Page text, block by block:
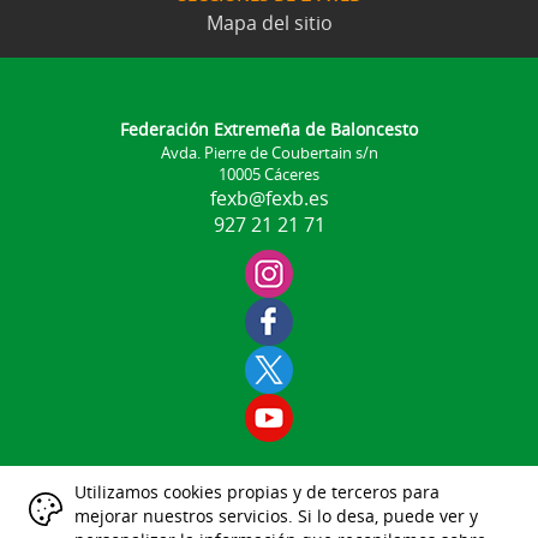
Mapa del sitio
Federación Extremeña de Baloncesto
Avda. Pierre de Coubertain s/n
10005 Cáceres
fexb@fexb.es
927 21 21 71
Aviso Legal
|||||
Utilizamos cookies propias y de terceros para
mejorar nuestros servicios. Si lo desa, puede ver y